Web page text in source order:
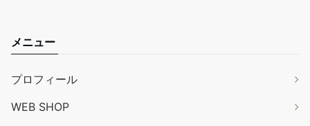
メニュー
プロフィール
WEB SHOP